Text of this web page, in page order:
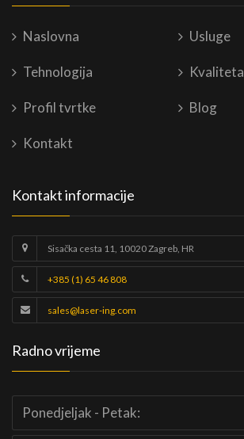
Naslovna Usluge
Tehnologija Kvaliteta
Profil tvrtke Blog
Kontakt
Kontakt informacije
Sisačka cesta 11, 10020 Zagreb, HR
+385 (1) 65 46 808
sales@laser-ing.com
Radno vrijeme
Ponedjeljak - Petak: